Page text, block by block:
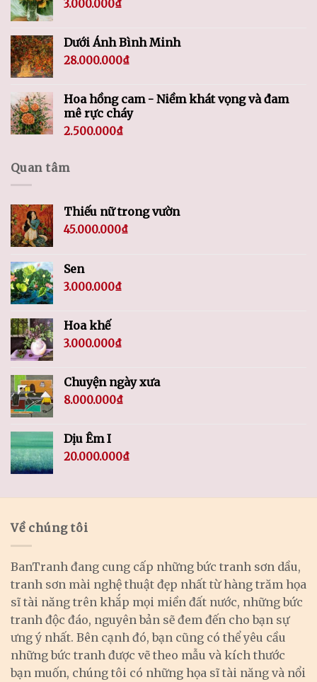
3.000.000₫
Dưới Ánh Bình Minh
28.000.000₫
Hoa hồng cam - Niềm khát vọng và đam
mê rực cháy
2.500.000₫
Quan tâm
Thiếu nữ trong vườn
45.000.000₫
Sen
3.000.000₫
Hoa khế
3.000.000₫
Chuyện ngày xưa
8.000.000₫
Dịu Êm I
20.000.000₫
Về chúng tôi
BanTranh đang cung cấp những bức tranh sơn dầu,
tranh sơn mài nghệ thuật đẹp nhất từ hàng trăm họa
sĩ tài năng trên khắp mọi miền đất nước, những bức
tranh độc đáo, nguyên bản sẽ đem đến cho bạn sự
ưng ý nhất. Bên cạnh đó, bạn cũng có thể yêu cầu
những bức tranh được vẽ theo mẫu và kích thước
bạn muốn, chúng tôi có những họa sĩ tài năng và nổi